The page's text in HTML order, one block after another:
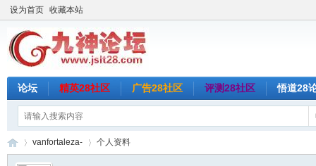
设为首页 收藏本站
论坛 精英28社区 广告28社区 评测28社区 悟道28
vanfortaleza- 个人资料